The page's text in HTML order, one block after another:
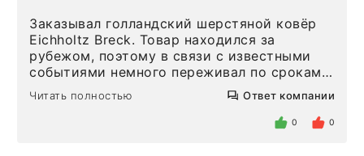
Заказывал голландский шерстяной ковёр
Eichholtz Breck. Товар находился за
рубежом, поэтому в связи с известными
событиями немного переживал по срокам.
Но homeadore привезли ровно в
определенное в договоре время, без
Читать полностью Ответ компании
0 0